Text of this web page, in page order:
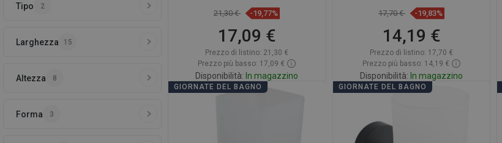
Tipo 2
Larghezza 15
Altezza 8
Forma 3
21,30 € -19,77%
17,09 €
Prezzo di listino: 21,30 €
Prezzo più basso: 17,09 €
Disponibilità: In magazzino
17,70 € -19,83%
14,19 €
Prezzo di listino: 17,70 €
Prezzo più basso: 14,19 €
Disponibilità: In magazzino
Confrontare
GIORNATE DEL BAGNO GIORNATE DEL BAGNO